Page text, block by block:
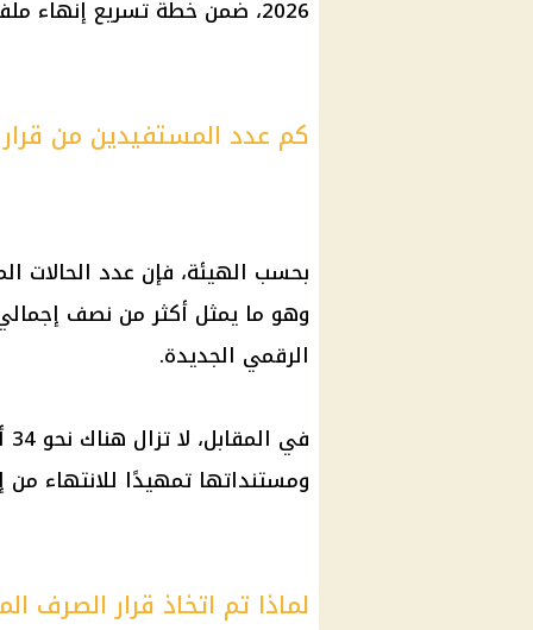
2026، ضمن خطة تسريع إنهاء
كم عدد المستفيدين من قرار صرف
وهو ما يمثل أكثر من نصف
الرقمي الجديدة.
ومستنداتها تمهيدًا للانتهاء
لماذا تم اتخاذ قرار الصرف